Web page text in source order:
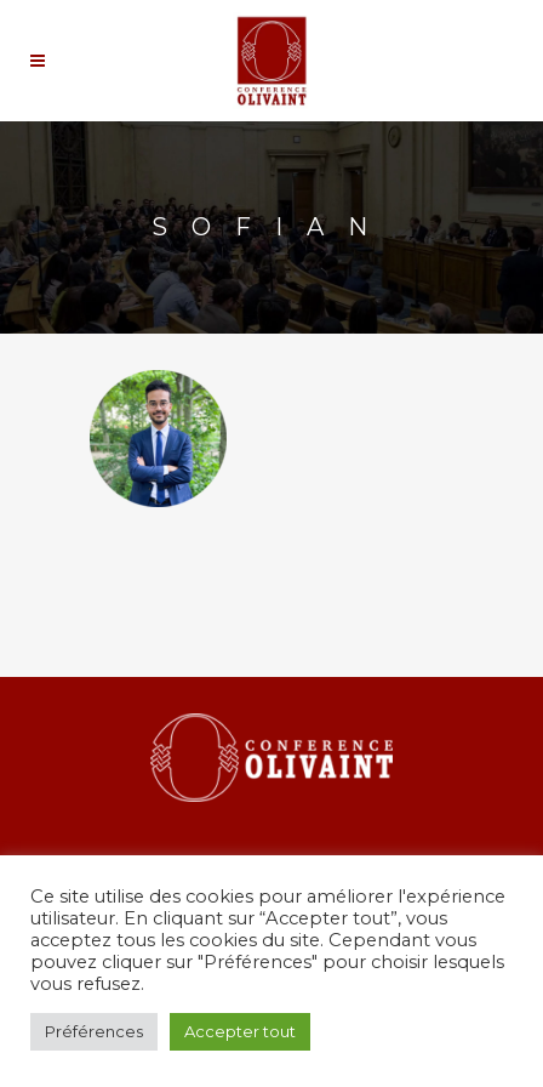
SOFIAN
36 rue de Grenelle, 75007 Paris
presidence@conferenceolivaint.fr
© Copyright 2024 - Conférence Olivaint -
Ce site utilise des cookies pour améliorer l'expérience
utilisateur. En cliquant sur “Accepter tout”, vous
acceptez tous les cookies du site. Cependant vous
pouvez cliquer sur "Préférences" pour choisir lesquels
vous refusez.
Préférences Accepter tout